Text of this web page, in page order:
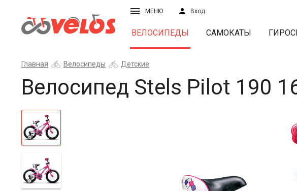
МЕНЮ Вход
ВЕЛОСИПЕДЫ САМОКАТЫ
Главная Велосипеды Детские
Велосипед Stels Pilot 190